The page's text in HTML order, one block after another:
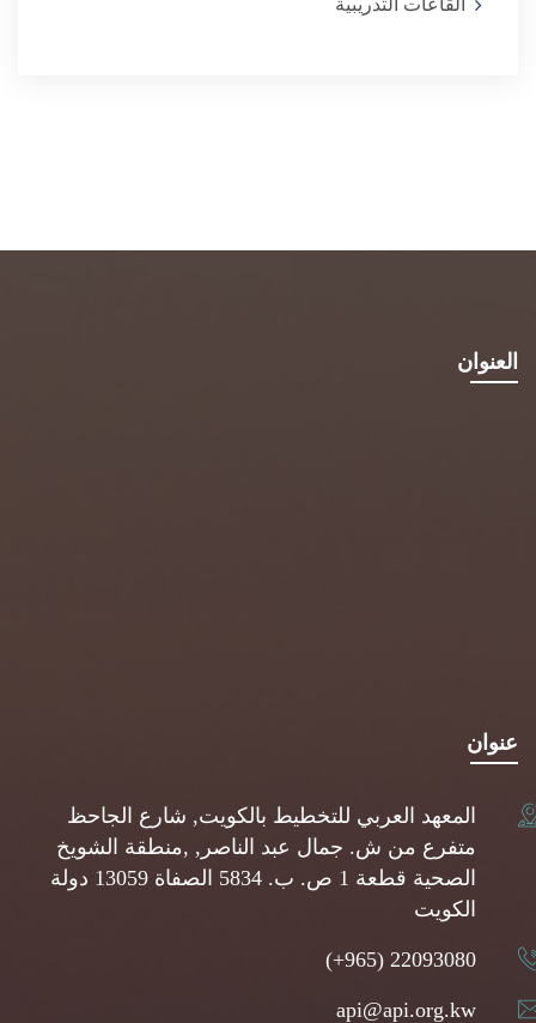
العنوان
عنوان
المعهد العربي للتخطيط بالكويت, شارع الجاحظ
متفرع من ش. جمال عبد الناصر, ,منطقة الشويخ
الصحية قطعة 1 ص. ب. 5834 الصفاة 13059 دولة
الكويت
(+965) 22093080
api@api.org.kw